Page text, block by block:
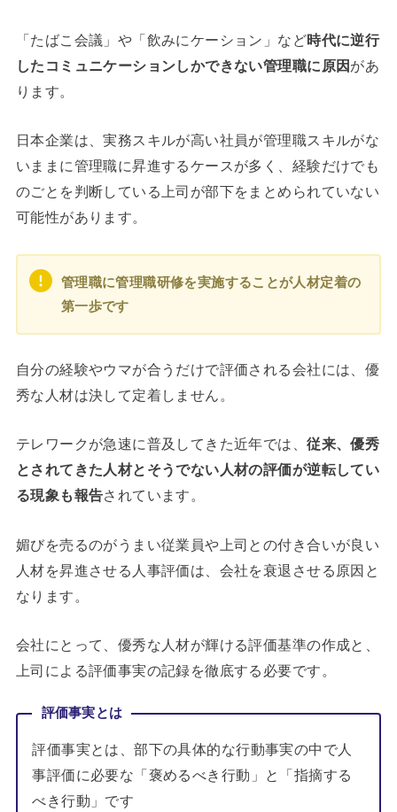
「たばこ会議」や「飲みにケーション」など時代に逆行
したコミュニケーションしかできない管理職に原因 があ
ります。
日本企業は、実務スキルが高い社員が管理職スキルがな
いままに管理職に昇進するケースが多く、経験だけでも
のごとを判断している上司が部下をまとめられていない
可能性があります。
管理職に管理職研修を実施することが人材定着の
第一歩です
自分の経験やウマが合うだけで評価される会社には、優
秀な人材は決して定着しません。
テレワークが急速に普及してきた近年では、従来、優秀
とされてきた人材とそうでない人材の評価が逆転してい
る現象も報告されています。
媚びを売るのがうまい従業員や上司との付き合いが良い
人材を昇進させる人事評価は、会社を衰退させる原因と
なります。
会社にとって、優秀な人材が輝ける評価基準の作成と、
上司による評価事実の記録を徹底する必要です。
評価事実とは
評価事実とは、部下の具体的な行動事実の中で人
事評価に必要な「褒めるべき行動」と「指摘する
べき行動」です